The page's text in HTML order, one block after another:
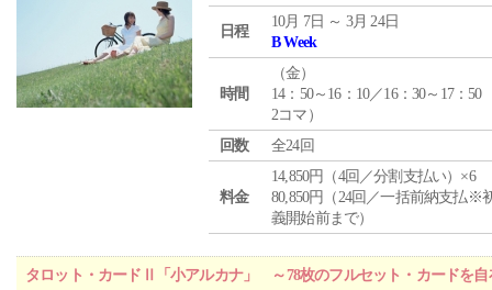
日程
10月 7日 ～ 3月 24日
B Week
時間
（金）
14：50～16：10／16：30～17：50
2コマ）
回数
全24回
料金
14,850円（4回／分割支払い）×6
80,850円（24回／一括前納支払※
義開始前まで）
タロット・カードⅡ「小アルカナ」 ～78枚のフルセット・カードを自